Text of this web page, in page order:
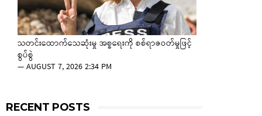
သတင်းထောက်သေဆုံးမှု အစ္စရေးကို စစ်ရာဇဝတ်မှုဖြင့်
စွပ်စွဲ
—AUGUST 7, 2026 2:34 PM
RECENT POSTS